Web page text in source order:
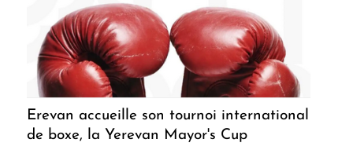
Erevan accueille son tournoi international
de boxe, la Yerevan Mayor's Cup